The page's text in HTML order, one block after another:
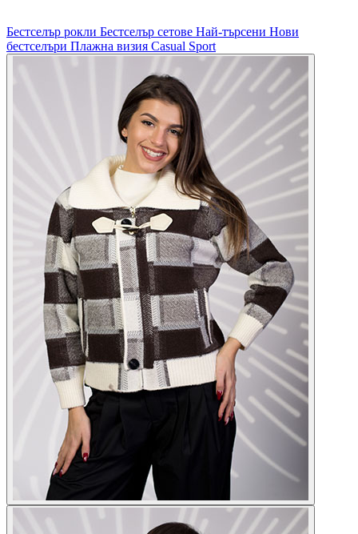
Бестселър рокли Бестселър сетове Най-търсени Нови
бестселъри Плажна визия Casual Sport